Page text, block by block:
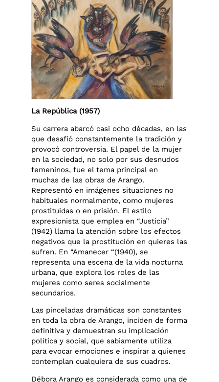
La República (1957)
Su carrera abarcó casi ocho décadas, en las
que desafió constantemente la tradición y
provocó controversia. El papel de la mujer
en la sociedad, no solo por sus desnudos
femeninos, fue el tema principal en
muchas de las obras de Arango.
Representó en imágenes situaciones no
habituales normalmente, como mujeres
prostituidas o en prisión. El estilo
expresionista que emplea en “Justicia”
(1942) llama la atención sobre los efectos
negativos que la prostitución en quieres las
sufren. En “Amanecer “(1940), se
representa una escena de la vida nocturna
urbana, que explora los roles de las
mujeres como seres socialmente
secundarios.
Las pinceladas dramáticas son constantes
en toda la obra de Arango, inciden de forma
definitiva y demuestran su implicación
política y social, que sabiamente utiliza
para evocar emociones e inspirar a quienes
contemplan cualquiera de sus cuadros.
Débora Arango es considerada como una de